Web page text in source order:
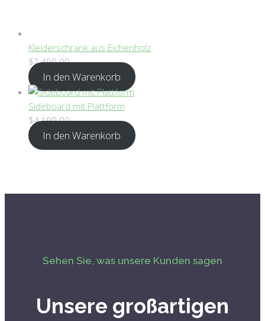
Kleiderschrank aus Eichenholz
$2,499.00
In den Warenkorb
Sideboard mit Plattform
$4,199.00
In den Warenkorb
Sehen Sie, was unsere Kunden sagen
Unsere großartigen